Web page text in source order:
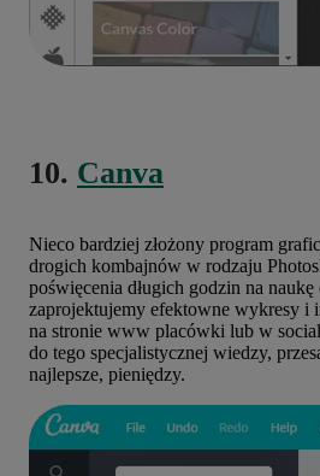
10. Canva
Nieco bardziej złożony program
drogich kombajnów w rodzaju
poświęcenia długich godzin na naukę
zaprojektujemy efektowne wykresy i
na stronie www placówki lub w
do tego specjalistycznej wiedzy,
najlepsze, pieniędzy.